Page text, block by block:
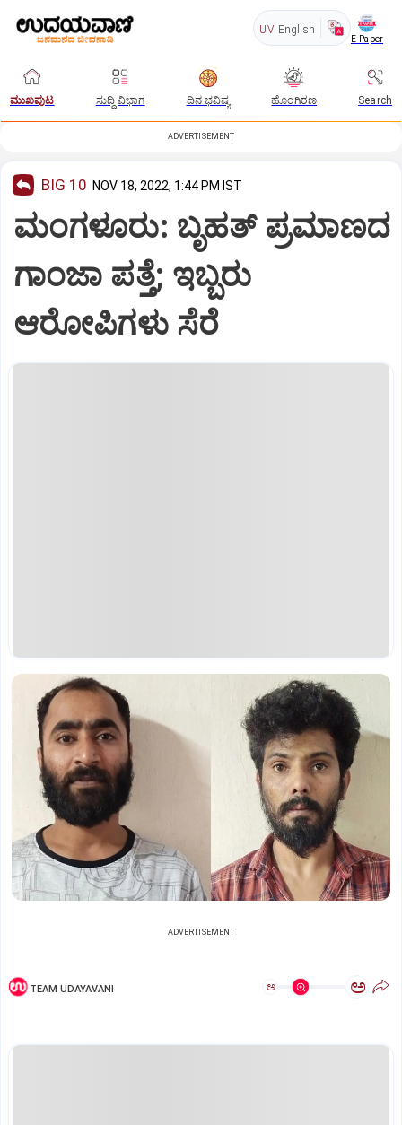
UV English
E-Paper
ಮುಖಪುಟ ಸುದ್ದಿ ವಿಭಾಗ ದಿನ ಭವಿಷ್ಯ ಹೊಂಗಿರಣ Search
ADVERTISEMENT
BIG 10 NOV 18, 2022, 1:44 PM IST
ಮಂಗಳೂರು: ಬೃಹತ್ ಪ್ರಮಾಣದ
ಗಾಂಜಾ ಪತ್ತೆ; ಇಬ್ಬರು
ಆರೋಪಿಗಳು ಸೆರೆ
ADVERTISEMENT
TEAM UDAYAVANI ಅ ಅ